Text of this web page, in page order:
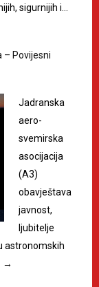
sigurnijih i…
– Povijesni
Jadranska
aero-
svemirska
asocijacija
(A3)
obavještava
javnost,
ljubitelje
astronomskih
→